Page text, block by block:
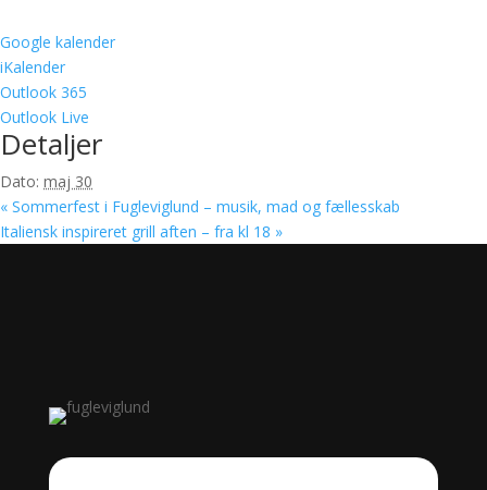
Google kalender
iKalender
Outlook 365
Outlook Live
Detaljer
Dato: maj 30
« Sommerfest i Fugleviglund – musik, mad og fællesskab
Italiensk inspireret grill aften – fra kl 18 »